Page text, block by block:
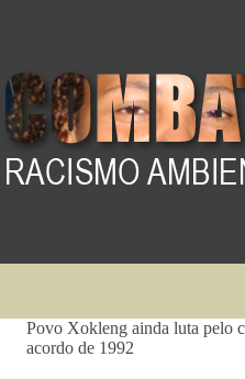
Povo Xokleng ainda luta pelo
acordo de 1992